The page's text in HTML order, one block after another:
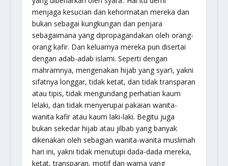
menjaga kesucian dan kehormatan mereka dan
bukan sebagai kungkungan dan penjara
sebagaimana yang dipropagandakan oleh orang-
orang kafir. Dan keluarnya mereka pun disertai
dengan adab-adab islami. Seperti dengan
mahramnya, mengenakan hijab yang syar’i, yakni
sifatnya longgar, tidak ketat, dan tidak transparan
atau tipis, tidak mengundang perhatian kaum
lelaki, dan tidak menyerupai pakaian wanita-
wanita kafir atau kaum laki-laki. Begitu juga
bukan sekedar hijab atau jilbab yang banyak
dikenakan oleh sebagian wanita-wanita muslimah
hari ini, yakni tidak menutupi dada-dada mereka,
ketat, transparan, motif dan warna yang